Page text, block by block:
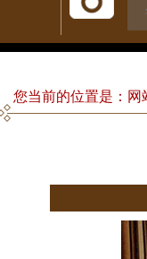
您当前的位置是：网